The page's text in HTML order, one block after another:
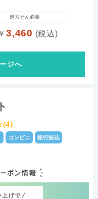
￥3,460 (税込)
処方せん必要
ジへ
コンビニ 銀行振込
上げで